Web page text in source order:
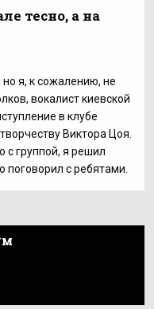
тесно, а на
я, к сожалению, не
вокалист киевской
в клубе
Виктора Цоя.
с группой, я решил
поговорил с ребятами.